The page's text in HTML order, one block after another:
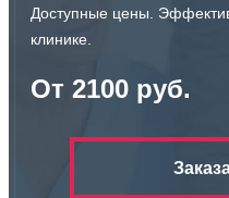
Доступные цены.
клинике.
От 2100 руб.